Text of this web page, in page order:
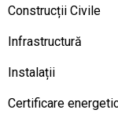
Construcții Civile
Infrastructură
Instalații
Certificare